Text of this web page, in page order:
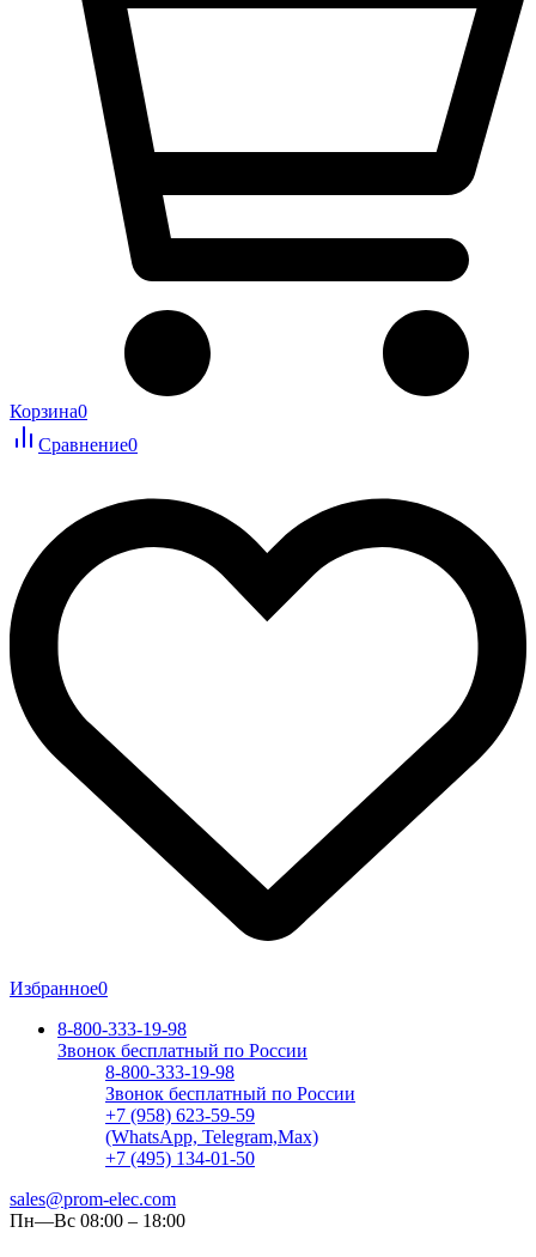
Корзина0
Сравнение0
Избранное0
8-800-333-19-98
Звонок бесплатный по России
8-800-333-19-98
Звонок бесплатный по России
+7 (958) 623-59-59
(WhatsApp, Telegram,Max)
+7 (495) 134-01-50
sales@prom-elec.com
Пн—Вс 08:00 – 18:00